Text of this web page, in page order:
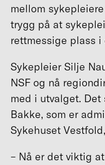
mellom
trygg på at
rettmessige plass
Sykepleier Silje
NSF og nå
med i utvalget.
Bakke, som er
Sykehuset
– Nå er det viktig